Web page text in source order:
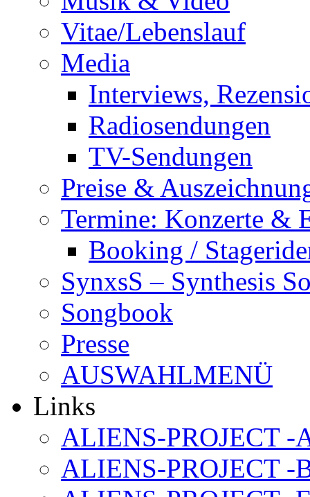
Vitae/Lebenslauf
Media
Interviews,
Radiosendungen
TV-Sendungen
Preise &
Termine: Konzerte &
Booking /
SynxsS – Synthesis
Songbook
Presse
AUSWAHLMENÜ
Links
ALIENS-PROJECT -
ALIENS-PROJECT -